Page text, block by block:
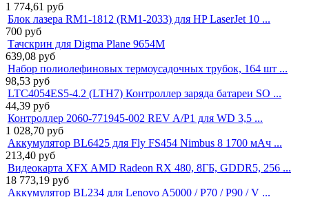
1 774,61 руб
Блок лазера RM1-1812 (RM1-2033) для HP LaserJet 10 ...
700 руб
Тачскрин для Digma Plane 9654M
639,08 руб
Набор полиолефиновых термоусадочных трубок, 164 шт ...
98,53 руб
LTC4054ES5-4.2 (LTH7) Контроллер заряда батареи SO ...
44,39 руб
Контроллер 2060-771945-002 REV A/P1 для WD 3,5 ...
1 028,70 руб
Аккумулятор BL6425 для Fly FS454 Nimbus 8 1700 мАч ...
213,40 руб
Видеокарта XFX AMD Radeon RX 480, 8ГБ, GDDR5, 256 ...
18 773,19 руб
Аккумулятор BL234 для Lenovo A5000 / P70 / P90 / V ...